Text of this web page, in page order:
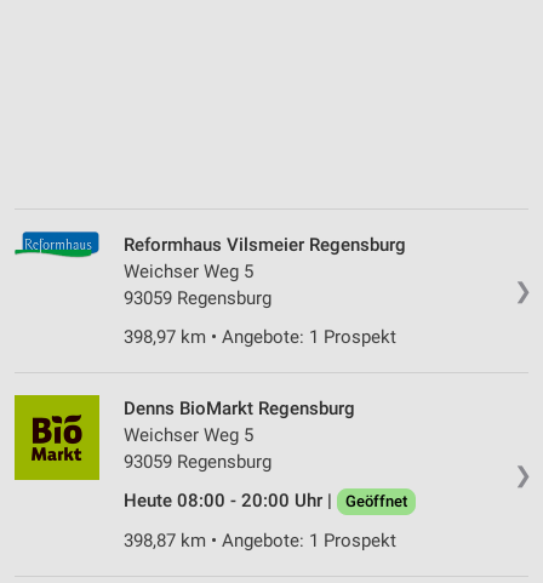
❯
Reformhaus Vilsmeier Regensburg
Weichser Weg 5
93059 Regensburg
398,97 km • Angebote: 1 Prospekt
❯
Denns BioMarkt Regensburg
Weichser Weg 5
93059 Regensburg
Heute 08:00 - 20:00 Uhr |
Geöffnet
398,87 km • Angebote: 1 Prospekt